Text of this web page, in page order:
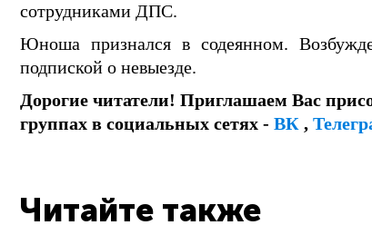
сотрудниками ДПС.
Юноша признался в содеянном.
подпиской о невыезде.
Дорогие читатели! Приглашаем Вас
группах в социальных сетях - ВК ,
Читайте также